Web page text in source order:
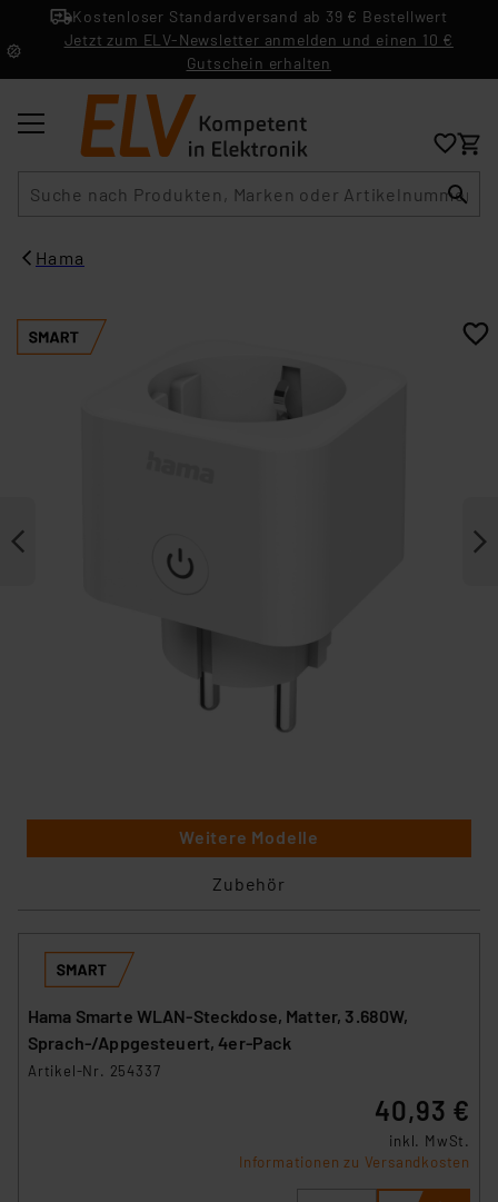
Kostenloser Standardversand ab 39 € Bestellwert
Jetzt zum ELV-Newsletter anmelden und einen 10 €
Gutschein erhalten
Hama
Weitere Modelle
Zubehör
Hama Smarte WLAN-Steckdose, Matter, 3.680W,
Sprach-/Appgesteuert, 4er-Pack
Artikel-Nr. 254337
40,93 €
inkl. MwSt.
Informationen zu Versandkosten